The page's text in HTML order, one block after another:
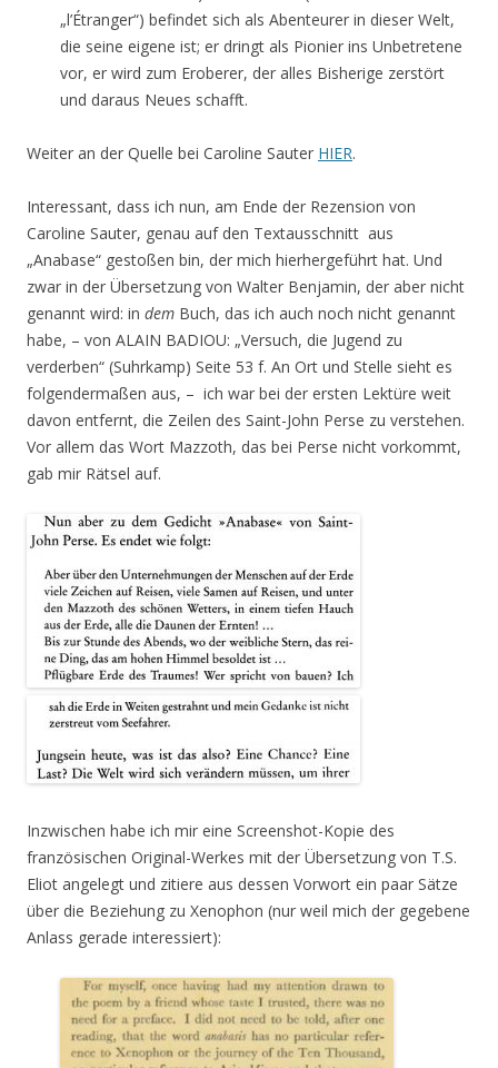
„l’Étranger“) befindet sich als Abenteurer in dieser Welt,
die seine eigene ist; er dringt als Pionier ins Unbetretene
vor, er wird zum Eroberer, der alles Bisherige zerstört
und daraus Neues schafft.
Weiter an der Quelle bei Caroline Sauter HIER.
Interessant, dass ich nun, am Ende der Rezension von
Caroline Sauter, genau auf den Textausschnitt aus
„Anabase“ gestoßen bin, der mich hierhergeführt hat. Und
zwar in der Übersetzung von Walter Benjamin, der aber nicht
genannt wird: in dem Buch, das ich auch noch nicht genannt
habe, – von ALAIN BADIOU: „Versuch, die Jugend zu
verderben“ (Suhrkamp) Seite 53 f. An Ort und Stelle sieht es
folgendermaßen aus, – ich war bei der ersten Lektüre weit
davon entfernt, die Zeilen des Saint-John Perse zu verstehen.
Vor allem das Wort Mazzoth, das bei Perse nicht vorkommt,
gab mir Rätsel auf.
Inzwischen habe ich mir eine Screenshot-Kopie des
französischen Original-Werkes mit der Übersetzung von T.S.
Eliot angelegt und zitiere aus dessen Vorwort ein paar Sätze
über die Beziehung zu Xenophon (nur weil mich der gegebene
Anlass gerade interessiert):